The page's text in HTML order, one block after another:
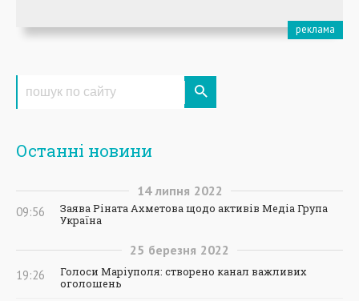
Останні новини
14 липня 2022
09:56
Заява Ріната Ахметова щодо активів Медіа Група
Україна
25 березня 2022
19:26
Голоси Маріуполя: створено канал важливих
оголошень